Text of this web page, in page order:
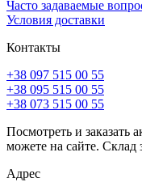
Часто задаваемые
Условия доставки
Контакты
+38 097 515 00 55
+38 095 515 00 55
+38 073 515 00 55
Посмотреть и заказать
можете на сайте. Склад
Адрес